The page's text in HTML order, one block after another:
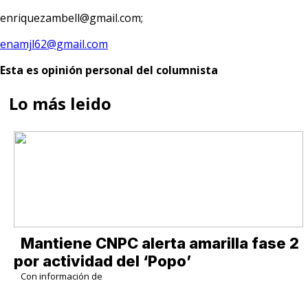
enriquezambell@gmail.com;
enamjl62@gmail.com
Esta es opinión personal del columnista
Lo más leido
Mantiene CNPC alerta amarilla fase 2
por actividad del ‘Popo’
Con información de